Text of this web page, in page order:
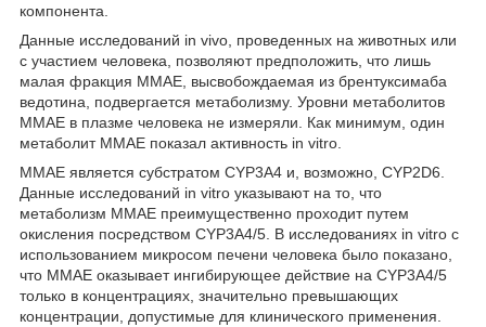
компонента.
Данные исследований in vivo, проведенных на животных или
с участием человека, позволяют предположить, что лишь
малая фракция ММАЕ, высвобождаемая из брентуксимаба
ведотина, подвергается метаболизму. Уровни метаболитов
ММАЕ в плазме человека не измеряли. Как минимум, один
метаболит ММАЕ показал активность in vitro.
MMAE является субстратом CYP3A4 и, возможно, CYP2D6.
Данные исследований in vitro указывают на то, что
метаболизм ММАЕ преимущественно проходит путем
окисления посредством CYP3A4/5. В исследованиях in vitro с
использованием микросом печени человека было показано,
что ММАЕ оказывает ингибирующее действие на CYP3A4/5
только в концентрациях, значительно превышающих
концентрации, допустимые для клинического применения.